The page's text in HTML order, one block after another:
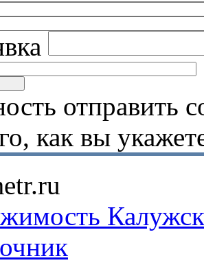
отправить
как вы